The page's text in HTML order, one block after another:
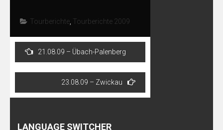
Tourberichte Tourberichte 2009
Post
navigation
21.08.09 – Übach-Palenberg
23.08.09 – Zwickau
LANGUAGE SWITCHER